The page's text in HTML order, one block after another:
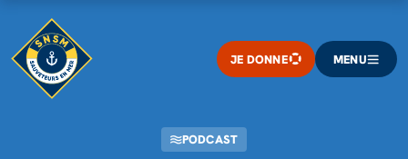
JE DONNE MENU
PODCAST